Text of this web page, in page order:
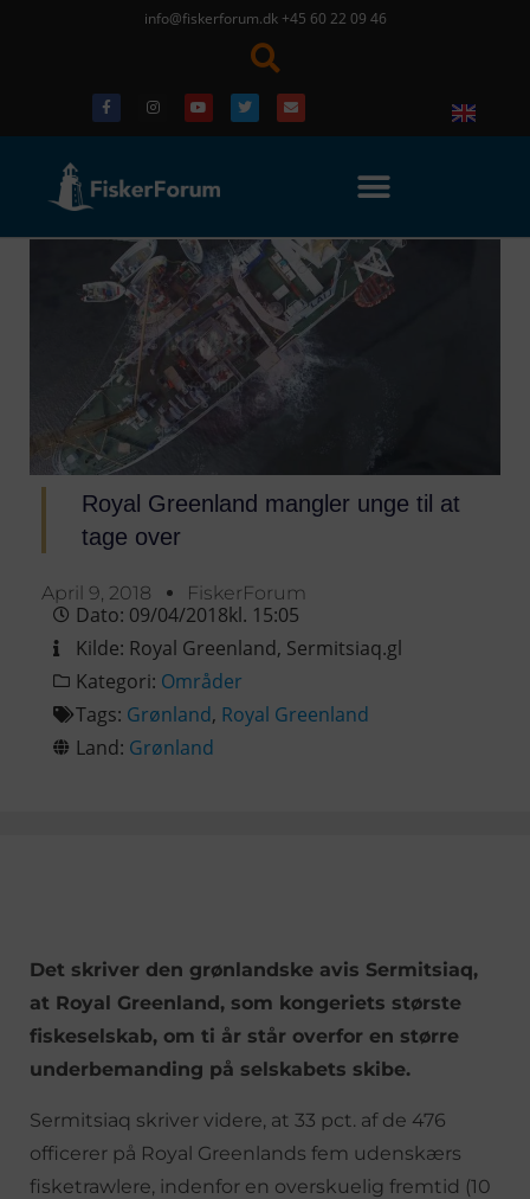
info@fiskerforum.dk +45 60 22 09 46
Royal Greenland mangler unge til at
tage over
April 9, 2018 FiskerForum
Dato: 09/04/2018kl. 15:05
Kilde: Royal Greenland, Sermitsiaq.gl
Kategori: Områder
Tags: Grønland, Royal Greenland
Land: Grønland
Det skriver den grønlandske avis Sermitsiaq,
at Royal Greenland, som kongeriets største
fiskeselskab, om ti år står overfor en større
underbemanding på selskabets skibe.
Sermitsiaq skriver videre, at 33 pct. af de 476
officerer på Royal Greenlands fem udenskærs
fisketrawlere, indenfor en overskuelig fremtid (10